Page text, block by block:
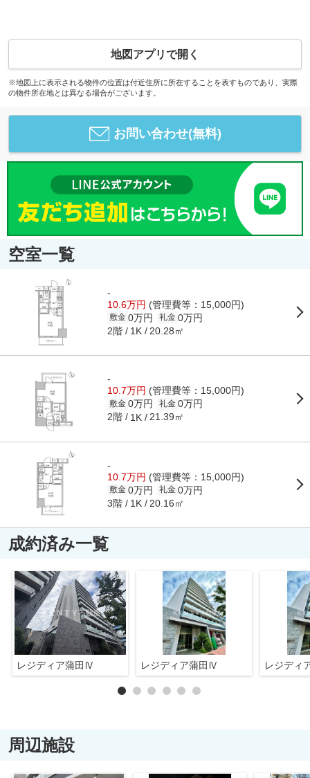
地図アプリで開く
※地図上に表示される物件の位置は付近住所に所在することを表すものであり、実際
の物件所在地とは異なる場合がございます。
お問い合わせ(無料)
空室一覧
-
10.6万円 (管理費等：15,000円)
敷金 0万円 礼金 0万円
2階 1K 20.28㎡
-
10.7万円 (管理費等：15,000円)
敷金 0万円 礼金 0万円
2階 1K 21.39㎡
-
10.7万円 (管理費等：15,000円)
敷金 0万円 礼金 0万円
3階 1K 20.16㎡
成約済み一覧
レジディア蒲田Ⅳ レジディア蒲田Ⅳ レジディ
周辺施設